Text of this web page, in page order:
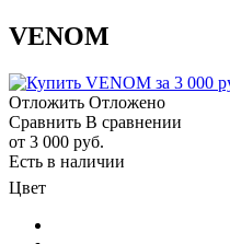
VENOM
Отложить Отложено
Сравнить В сравнении
от 3 000 руб.
Есть в наличии
Цвет